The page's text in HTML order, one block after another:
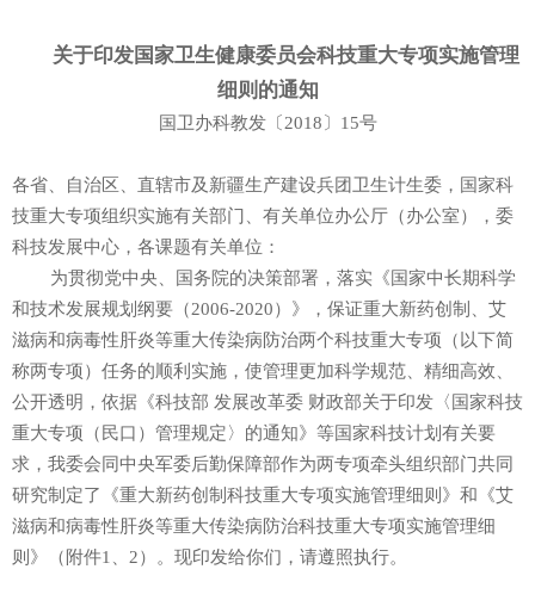
关于印发国家卫生健康委员会科技重大专项实施管理
细则的通知
国卫办科教发〔2018〕 15号
各省、自治区、直辖市及新疆生产建设兵团卫生计生委，国家科
技重大专项组织实施有关部门、有关单位办公厅（办公室），委
科技发展中心，各课题有关单位：
为贯彻党中央、国务院的决策部署，落实《国家中长期科学
和技术发展规划纲要（2006-2020）》，保证重大新药创制、艾
滋病和病毒性肝炎等重大传染病防治两个科技重大专项（以下简
称两专项）任务的顺利实施，使管理更加科学规范、精细高效、
公开透明，依据《科技部 发展改革委 财政部关于印发〈国家科技
重大专项（民口）管理规定〉的通知》等国家科技计划有关要
求，我委会同中央军委后勤保障部作为两专项牵头组织部门共同
研究制定了《重大新药创制科技重大专项实施管理细则》和《艾
滋病和病毒性肝炎等重大传染病防治科技重大专项实施管理细
则》（附件1 2）。现印发给你们，请遵照执行。